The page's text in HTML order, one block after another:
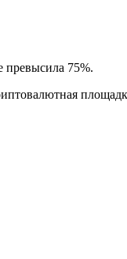
превысила 75%.